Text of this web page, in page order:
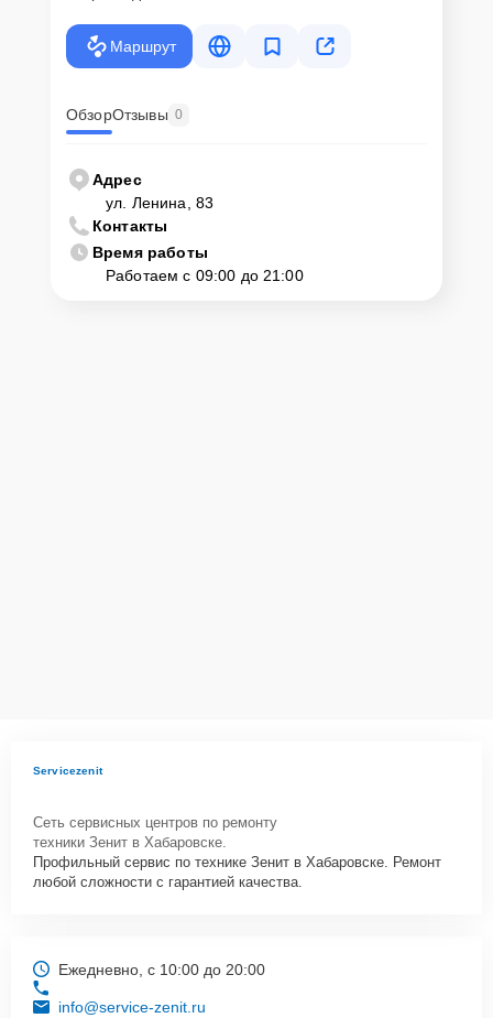
крупногабаритной техники, он может заказать курьерскую
доставку или услугу выезда мастера. Специалист приедет в
Как приехать в сервисный
центр
Клиент может самостоятельно привезти устройство на
диагностику и ремонт. Для этого нужно позвонить по телефону
горячей линии или оставить заявку, согласовать удобное время и
подъехать по адресу: г. Хабаровск, ул. Ленина, 83.
Маршрут
ОбзорОтзывы 0
Адрес
ул. Ленина, 83
Контакты
Время работы
Работаем с 09:00 до 21:00
Servicezenit
Сеть сервисных центров по ремонту
техники Зенит в Хабаровске.
Профильный сервис по технике Зенит в Хабаровске. Ремонт
любой сложности с гарантией качества.
Ежедневно, с 10:00 до 20:00
info@service-zenit.ru